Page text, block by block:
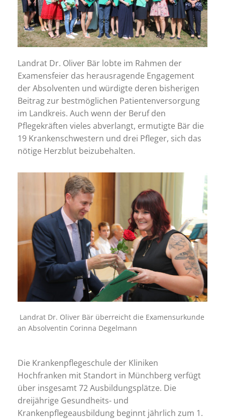
Landrat Dr. Oliver Bär lobte im Rahmen der
Examensfeier das herausragende Engagement
der Absolventen und würdigte deren bisherigen
Beitrag zur bestmöglichen Patientenversorgung
im Landkreis. Auch wenn der Beruf den
Pflegekräften vieles abverlangt, ermutigte Bär die
19 Krankenschwestern und drei Pfleger, sich das
nötige Herzblut beizubehalten.
Landrat Dr. Oliver Bär überreicht die Examensurkunde
an Absolventin Corinna Degelmann
Die Krankenpflegeschule der Kliniken
Hochfranken mit Standort in Münchberg verfügt
über insgesamt 72 Ausbildungsplätze. Die
dreijährige Gesundheits- und
Krankenpflegeausbildung beginnt jährlich zum 1.